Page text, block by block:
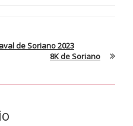
de Soriano 2023
8K de Soriano